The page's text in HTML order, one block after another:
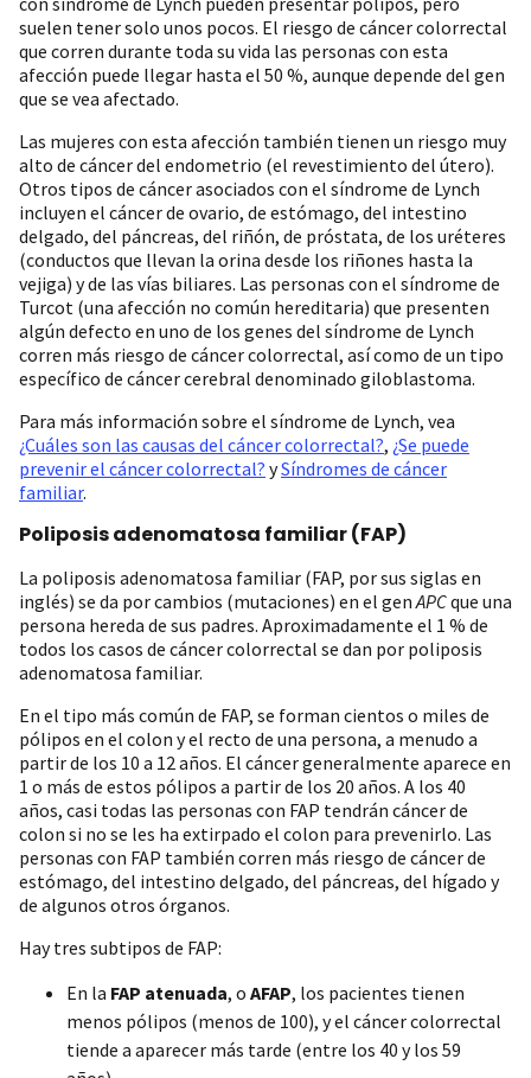
suelen tener solo unos pocos. El riesgo de cáncer colorrectal
que corren durante toda su vida las personas con esta
afección puede llegar hasta el 50 %, aunque depende del gen
que se vea afectado.
Las mujeres con esta afección también tienen un riesgo muy
alto de cáncer del endometrio (el revestimiento del útero).
Otros tipos de cáncer asociados con el síndrome de Lynch
incluyen el cáncer de ovario, de estómago, del intestino
delgado, del páncreas, del riñón, de próstata, de los uréteres
(conductos que llevan la orina desde los riñones hasta la
vejiga) y de las vías biliares. Las personas con el síndrome de
Turcot (una afección no común hereditaria) que presenten
algún defecto en uno de los genes del síndrome de Lynch
corren más riesgo de cáncer colorrectal, así como de un tipo
específico de cáncer cerebral denominado giloblastoma.
Para más información sobre el síndrome de Lynch, vea
¿Cuáles son las causas del cáncer colorrectal?, ¿Se puede
prevenir el cáncer colorrectal? ySíndromes de cáncer
familiar.
Poliposis adenomatosa familiar (FAP)
La poliposis adenomatosa familiar (FAP, por sus siglas en
inglés) se da por cambios (mutaciones) en el genAPCque una
persona hereda de sus padres. Aproximadamente el 1 % de
todos los casos de cáncer colorrectal se dan por poliposis
adenomatosa familiar.
En el tipo más común de FAP, se forman cientos o miles de
pólipos en el colon y el recto de una persona, a menudo a
partir de los 10 a 12 años. El cáncer generalmente aparece en
1 o más de estos pólipos a partir de los 20 años. A los 40
años, casi todas las personas con FAP tendrán cáncer de
colon si no se les ha extirpado el colon para prevenirlo. Las
personas con FAP también corren más riesgo de cáncer de
estómago, del intestino delgado, del páncreas, del hígado y
de algunos otros órganos.
Hay tres subtipos de FAP:
En la FAP atenuada, o AFAP, los pacientes tienen
menos pólipos (menos de 100), y el cáncer colorrectal
tiende a aparecer más tarde (entre los 40 y los 59